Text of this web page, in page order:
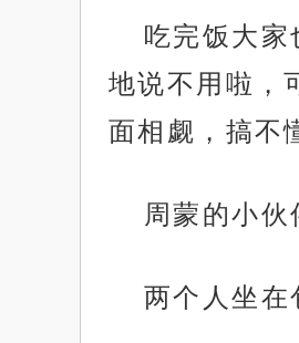
吃完饭大家
地说不用啦，
面相觑，搞不
周蒙的小
两个人坐在